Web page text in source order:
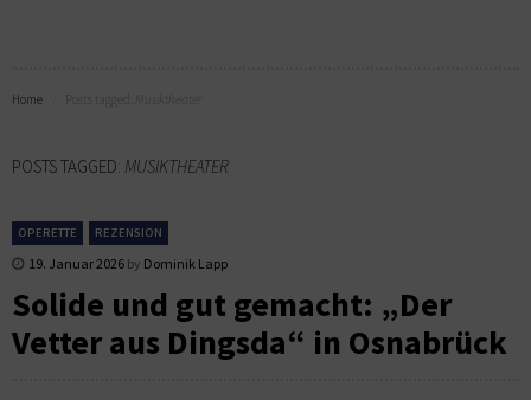
Home
POSTS TAGGED: MUSIKTHEATER
OPERETTE REZENSION
19. Januar 2026 by Dominik Lapp
Solide und gut gemacht: „Der
Vetter aus Dingsda“ in Osnabrück